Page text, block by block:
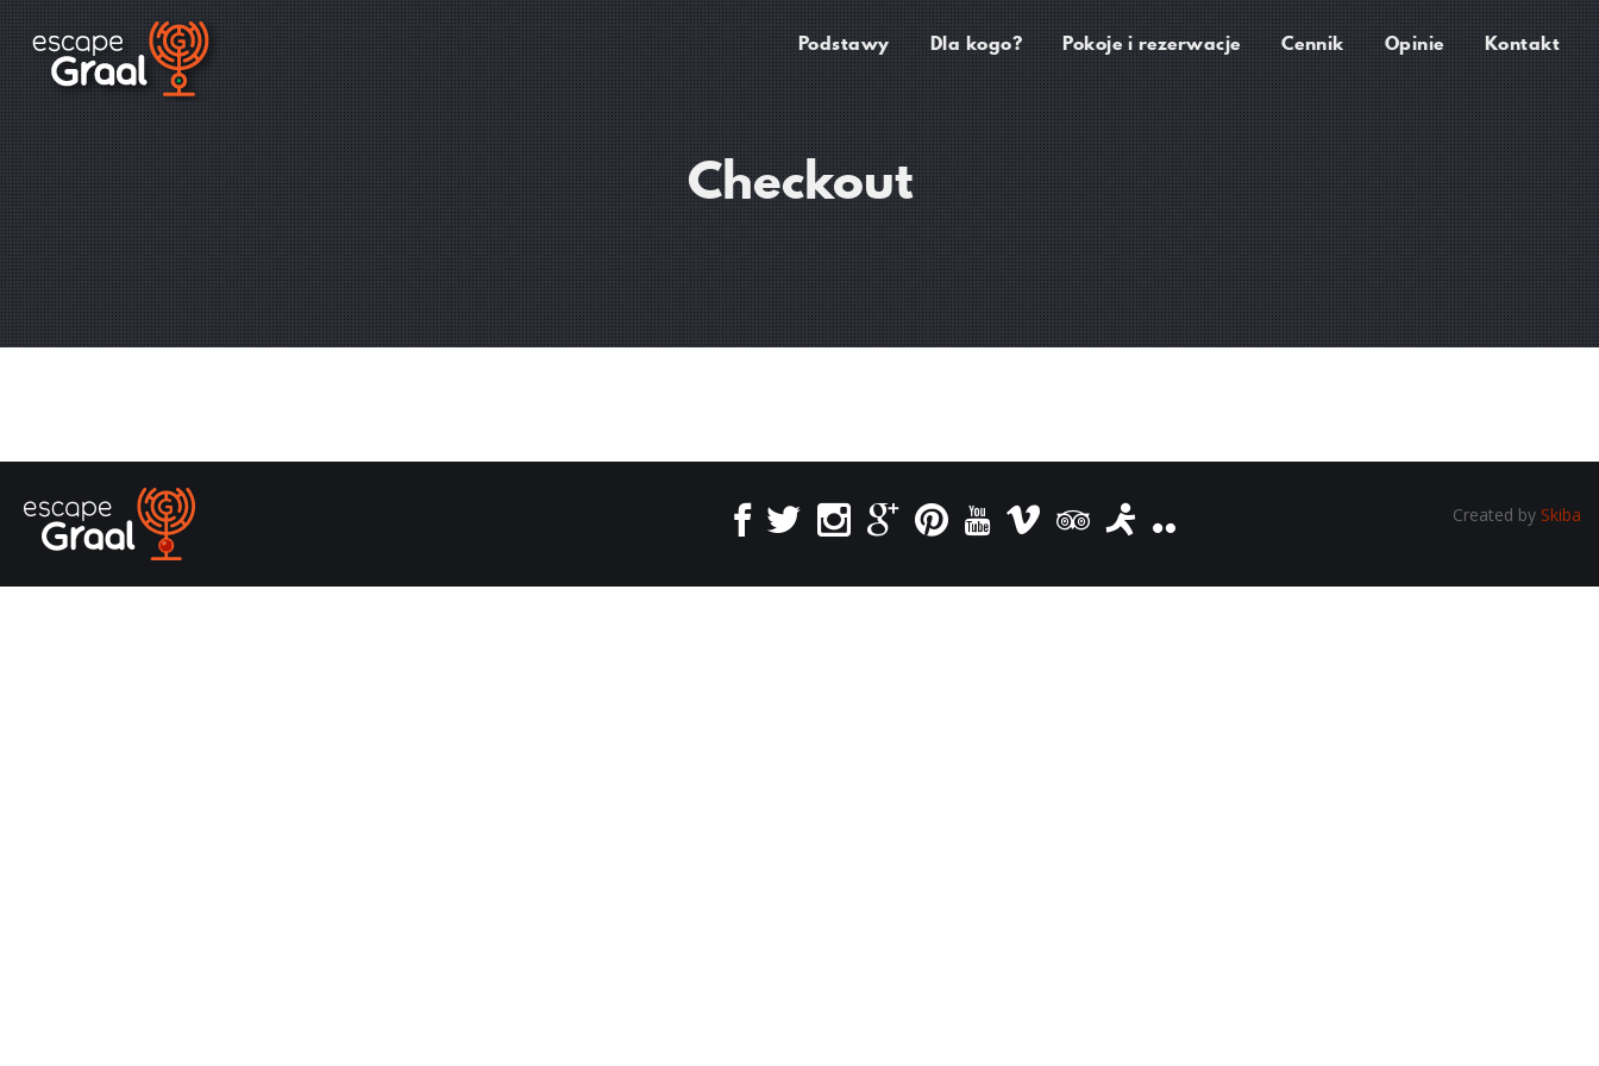
Podstawy Dla kogo? Pokoje i rezerwacje Cennik Opinie Kontakt
Checkout
Created by Skiba